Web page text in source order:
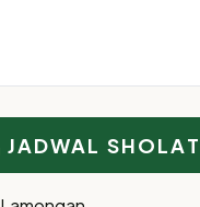
JADWAL SHOLAT